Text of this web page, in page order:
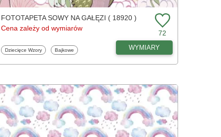
FOTOTAPETA SOWY NA GAŁĘZI ( 18920 )
Cena zależy od wymiarów
72
Fototapety
Dziecięce Wzory Fototapety
Bajkowe WYMIARY